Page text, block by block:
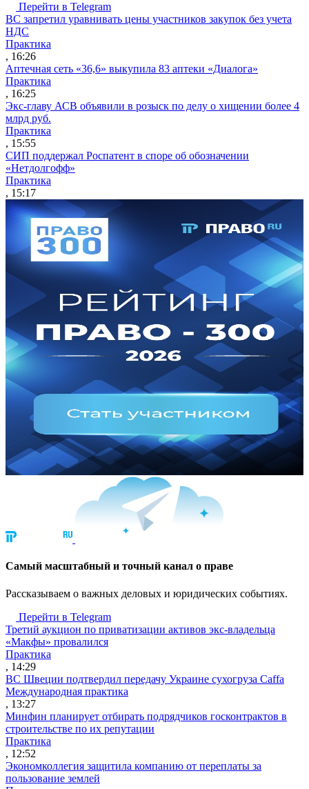
Перейти в Telegram
ВС запретил уравнивать цены участников закупок без учета
НДС
Практика
, 16:26
Аптечная сеть «36,6» выкупила 83 аптеки «Диалога»
Практика
, 16:25
Экс-главу АСВ объявили в розыск по делу о хищении более 4
млрд руб.
Практика
, 15:55
СИП поддержал Роспатент в споре об обозначении
«Нетдолгофф»
Практика
, 15:17
Cамый масштабный и точный канал о праве
Рассказываем о важных деловых и юридических событиях.
Перейти в Telegram
Третий аукцион по приватизации активов экс-владельца
«Макфы» провалился
Практика
, 14:29
ВС Швеции подтвердил передачу Украине сухогруза Caffa
Международная практика
, 13:27
Минфин планирует отбирать подрядчиков госконтрактов в
строительстве по их репутации
Практика
, 12:52
Экономколлегия защитила компанию от переплаты за
пользование землей